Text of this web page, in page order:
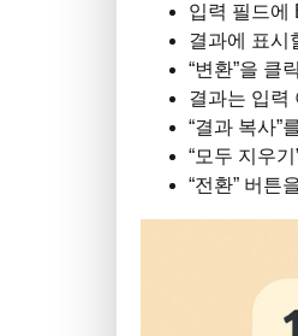
입력 필드에
결과에 표시
“변환”을 클
결과는 입력
“결과 복사”
“모두 지우
“전환” 버튼